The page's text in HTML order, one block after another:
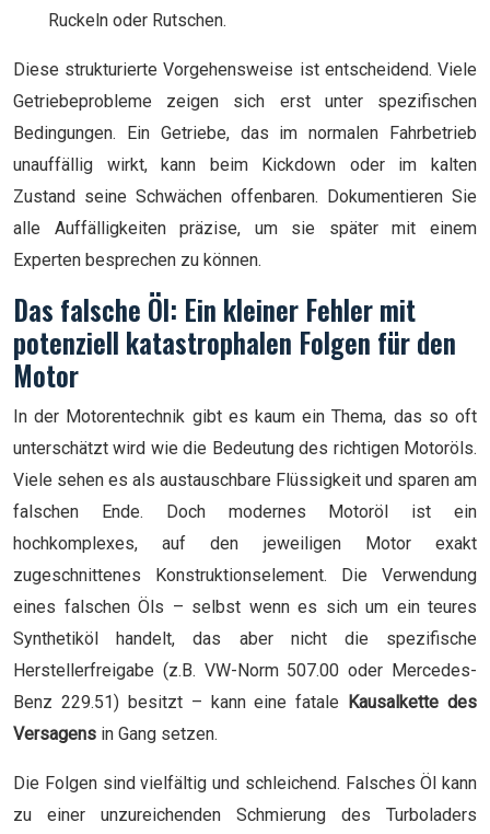
Ruckeln oder Rutschen.
Diese strukturierte Vorgehensweise ist entscheidend. Viele
Getriebeprobleme zeigen sich erst unter spezifischen
Bedingungen. Ein Getriebe, das im normalen Fahrbetrieb
unauffällig wirkt, kann beim Kickdown oder im kalten
Zustand seine Schwächen offenbaren. Dokumentieren Sie
alle Auffälligkeiten präzise, um sie später mit einem
Experten besprechen zu können.
Das falsche Öl: Ein kleiner Fehler mit
potenziell katastrophalen Folgen für den
Motor
In der Motorentechnik gibt es kaum ein Thema, das so oft
unterschätzt wird wie die Bedeutung des richtigen Motoröls.
Viele sehen es als austauschbare Flüssigkeit und sparen am
falschen Ende. Doch modernes Motoröl ist ein
hochkomplexes, auf den jeweiligen Motor exakt
zugeschnittenes Konstruktionselement. Die Verwendung
eines falschen Öls – selbst wenn es sich um ein teures
Synthetiköl handelt, das aber nicht die spezifische
Herstellerfreigabe (z.B. VW-Norm 507.00 oder Mercedes-
Benz 229.51) besitzt – kann eine fatale Kausalkette des
Versagens in Gang setzen.
Die Folgen sind vielfältig und schleichend. Falsches Öl kann
zu einer unzureichenden Schmierung des Turboladers